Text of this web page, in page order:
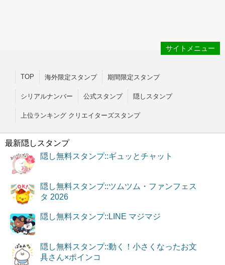
サイトメニュー
TOP 海外限定スタンプ 期間限定スタンプ
シリアルナンバー 公式スタンプ 隠しスタンプ
上位ランキング クリエイターズスタンプ
最新隠しスタンプ
隠し無料スタンプ::ギュッとチャット
隠し無料スタンプ::ツムツム・ファンフェス
タ 2026
隠し無料スタンプ::LINE マジマジ
隠し無料スタンプ::動く！小さくなったお文
具さん×ポインコ